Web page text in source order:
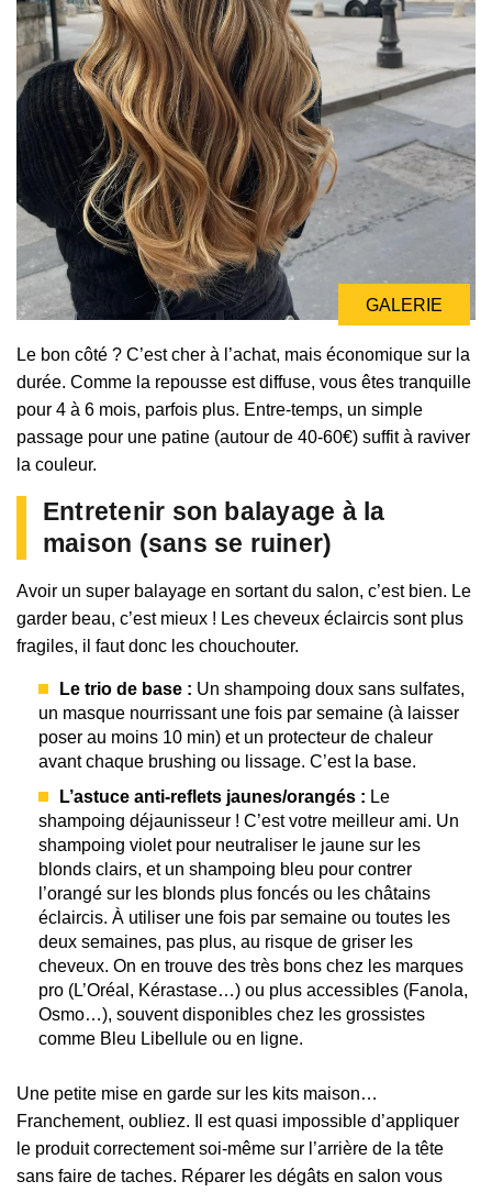
GALERIE
Le bon côté ? C’est cher à l’achat, mais économique sur la
durée. Comme la repousse est diffuse, vous êtes tranquille
pour 4 à 6 mois, parfois plus. Entre-temps, un simple
passage pour une patine (autour de 40-60€) suffit à raviver
la couleur.
Entretenir son balayage à la
maison (sans se ruiner)
Avoir un super balayage en sortant du salon, c’est bien. Le
garder beau, c’est mieux ! Les cheveux éclaircis sont plus
fragiles, il faut donc les chouchouter.
Le trio de base : Un shampoing doux sans sulfates,
un masque nourrissant une fois par semaine (à laisser
poser au moins 10 min) et un protecteur de chaleur
avant chaque brushing ou lissage. C’est la base.
L’astuce anti-reflets jaunes/orangés : Le
shampoing déjaunisseur ! C’est votre meilleur ami. Un
shampoing violet pour neutraliser le jaune sur les
blonds clairs, et un shampoing bleu pour contrer
l’orangé sur les blonds plus foncés ou les châtains
éclaircis. À utiliser une fois par semaine ou toutes les
deux semaines, pas plus, au risque de griser les
cheveux. On en trouve des très bons chez les marques
pro (L’Oréal, Kérastase…) ou plus accessibles (Fanola,
Osmo…), souvent disponibles chez les grossistes
comme Bleu Libellule ou en ligne.
Une petite mise en garde sur les kits maison…
Franchement, oubliez. Il est quasi impossible d’appliquer
le produit correctement soi-même sur l’arrière de la tête
sans faire de taches. Réparer les dégâts en salon vous